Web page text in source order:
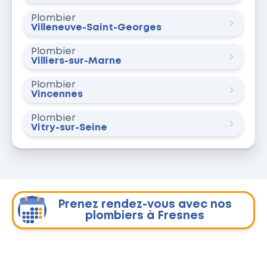
Plombier
Villeneuve-Saint-Georges
Plombier
Villiers-sur-Marne
Plombier
Vincennes
Plombier
Vitry-sur-Seine
Prenez rendez-vous avec nos
plombiers à Fresnes